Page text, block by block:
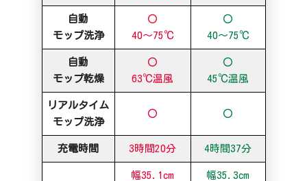
自動
モップ洗浄
〇
40～75℃
〇
40～75℃
自動
モップ乾燥
〇
63℃温風
〇
45℃温風
リアルタイム
モップ洗浄
〇 〇
充電時間 3時間20分 4時間37分
幅35.1cm
幅35.3cm